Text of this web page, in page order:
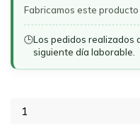
Fabricamos este
🕒Los pedidos realizados
siguiente día laborable.